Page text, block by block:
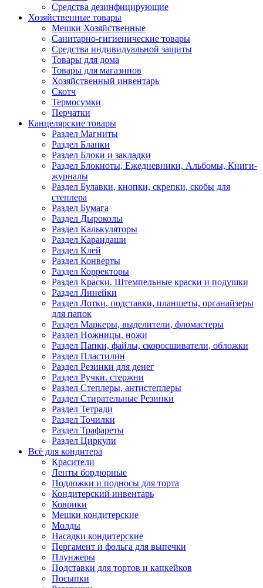
Средства дезинфицирующие
Хозяйственные товары
Мешки Хозяйственные
Санитарно-гигиенические товары
Средства индивидуальной защиты
Товары для дома
Товары для магазинов
Хозяйственный инвентарь
Скотч
Термосумки
Перчатки
Канцелярские товары
Раздел Магниты
Раздел Бланки
Раздел Блоки и закладки
Раздел Блокноты, Ежедневники, Альбомы, Книги-
журналы
Раздел Булавки, кнопки, скрепки, скобы для
степлера
Раздел Бумага
Раздел Дыроколы
Раздел Калькуляторы
Раздел Карандаши
Раздел Клей
Раздел Конверты
Раздел Корректоры
Раздел Краски. Штемпельные краски и подушки
Раздел Линейки
Раздел Лотки, подставки, планшеты, органайзеры
для папок
Раздел Маркеры, выделители, фломастеры
Раздел Ножницы. ножи
Раздел Папки, файлы, скоросшиватели, обложки
Раздел Пластилин
Раздел Резинки для денег
Раздел Ручки. стержни
Раздел Степлеры, антистеплеры
Раздел Стирательные Резинки
Раздел Тетради
Раздел Точилки
Раздел Трафареты
Раздел Циркули
Всё для кондитера
Красители
Ленты бордюрные
Подложки и подносы для торта
Кондитерский инвентарь
Коврики
Мешки кондитерские
Молды
Насадки кондитерские
Пергамент и фольга для выпечки
Плунжеры
Подставки для тортов и капкейков
Посыпки